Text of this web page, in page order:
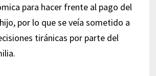
para hacer frente al pago del
por lo que se veía sometido a
tiránicas por parte del